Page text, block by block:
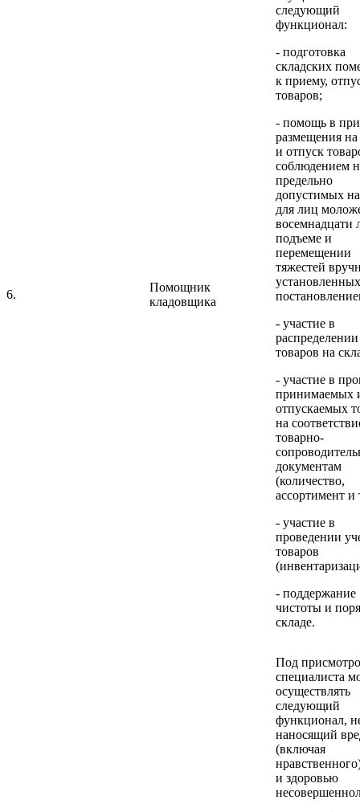
6.
Помощник
кладовщика
следующий
функционал:
- подготовка
складских
к приему,
товаров;
- помощь в
размещения на
и отпуск
соблюдением
предельно
допустимых
для лиц
восемнадцати
подъеме и
перемещении
тяжестей
установленных
- участие в
распределении
товаров на
- участие в
принимаемых
отпускаемых
на
товарно-
документам
(количество,
ассортимент и
- участие в
проведении
товаров
- поддержание
чистоты и
складе.
Под
специалиста
осуществлять
следующий
функционал,
наносящий
(включая
и здоровью